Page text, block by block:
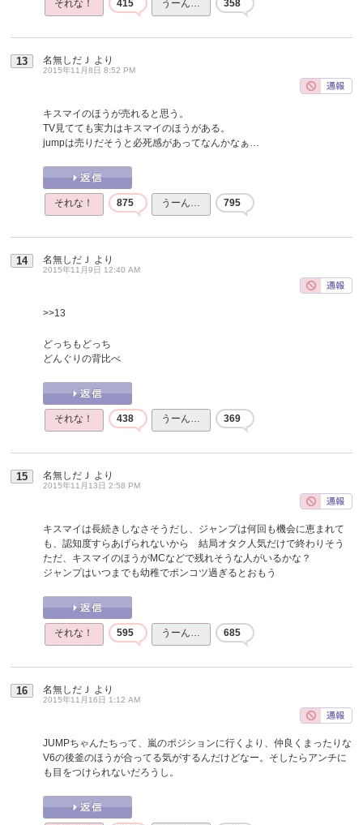
それな！ 415 うーん… 358
13 名無しだＪ より
2015年11月8日 8:52 PM
キスマイのほうが売れると思う。
TV見てても実力はキスマイのほうがある。
jumpは売りだそうと必死感があってなんかなぁ…
それな！ 875 うーん… 795
14 名無しだＪ より
2015年11月9日 12:40 AM
>>13
どっちもどっち
どんぐりの背比べ
それな！ 438 うーん… 369
15 名無しだＪ より
2015年11月13日 2:58 PM
キスマイは長続きしなさそうだし、ジャンプは何回も機会に恵まれて
も、認知度すらあげられないから 結局オタク人気だけで終わりそう
ただ、キスマイのほうがMCなどで残れそうな人がいるかな？
ジャンプはいつまでも幼稚でポンコツ過ぎるとおもう
それな！ 595 うーん… 685
16 名無しだＪ より
2015年11月16日 1:12 AM
JUMPちゃんたちって、嵐のポジションに行くより、仲良くまったりな
V6の後釜のほうが合ってる気がするんだけどなー。そしたらアンチに
も目をつけられないだろうし。